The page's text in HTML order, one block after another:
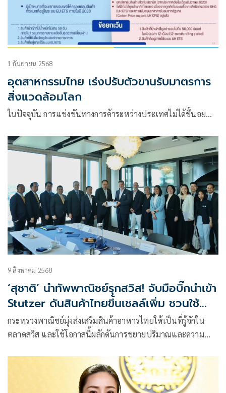
1 กันยายน 2568
อุตสาหกรรมไทย เร่งปรับตัวขานรับมาตรการ
สิ่งแวดล้อมโลก
ในปัจจุบัน การแข่งขันทางการค้าระหว่างประเทศไม่ได้ขึ้นอย…
9 สิงหาคม 2568
‘สุชาติ’ นำทัพพาณิชย์รุกสวิส! จับมือบิ๊กนำเข้า
Stutzer ดันสินค้าไทยขึ้นเชลล์เพิ่ม ชวนใช้
FTA ไทย–EFTA หนุนการค้าไร้ภาษี
กระทรวงพาณิชย์มุ่งส่งเสริมสินค้าอาหารไทยให้เป็นที่รู้จักใน
ตลาดสวิส และใช้โอกาสนี้ผลักดันการขยายปริมาณและความ